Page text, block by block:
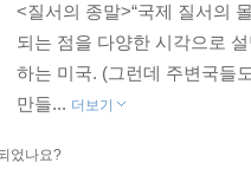
적으로 눈에 잘 띄지 않는 질
란에 빠지고, 새로운 세대의
이며 양적 저하의 성격을 보인
<질서의 종말>“국제 질서의
되는 점을 다양한 시각으로
하는 미국. (그런데 주변국들
만들... 더보기
었나요?